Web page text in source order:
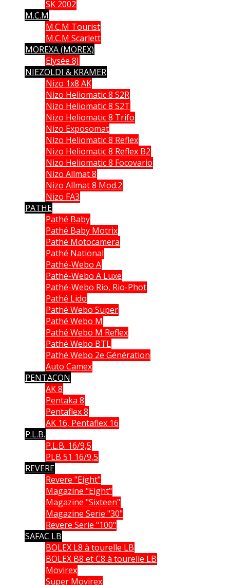
SK 2002
M.C.M
M.C.M Tourist
M.C.M Scarlett
MOREXA (MOREX)
Elysée 8J
NIEZOLDI & KRAMER
Nizo 1x8 AK
Nizo Heliomatic 8 S2R
Nizo Heliomatic 8 S2T
Nizo Heliomatic 8 Trifo
Nizo Exposomat
Nizo Heliomatic 8 Reflex
Nizo Heliomatic 8 Reflex B2
Nizo Heliomatic 8 Focovario
Nizo Allmat 8
Nizo Allmat 8 Mod.2
Nizo FA3
PATHE
Pathé Baby
Pathé Baby Motrix
Pathé Motocamera
Pathé National
Pathé-Webo A
Pathé-Webo A Luxe
Pathé-Webo Rio, Rio-Phot
Pathé Lido
Pathé Webo Super
Pathé Webo M
Pathé Webo M Reflex
Pathé Webo BTL
Pathé Webo 2e Génération
Auto Camex
PENTACON
AK 8
Pentaka 8
Pentaflex 8
AK 16, Pentaflex 16
P.L.B.
P.L.B. 16/9,5
PLB 51 16/9,5
REVERE
Revere "Eight"
Magazine "Eight"
Magazine "Sixteen"
Magazine Serie "30"
Revere Serie "100"
SAFAC LB
BOLEX L8 à tourelle LB
BOLEX B8 et C8 à tourelle LB
Movirex
Super Movirex